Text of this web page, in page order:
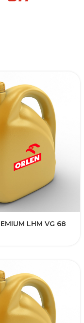
LHM VG 68